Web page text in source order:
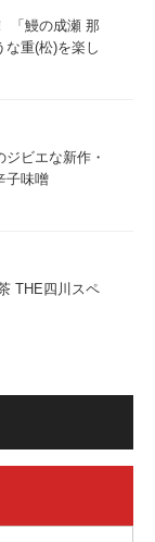
「鰻の成瀬 那
な重(松)を楽し
ビエな新作・
子味噌
THE四川スペ